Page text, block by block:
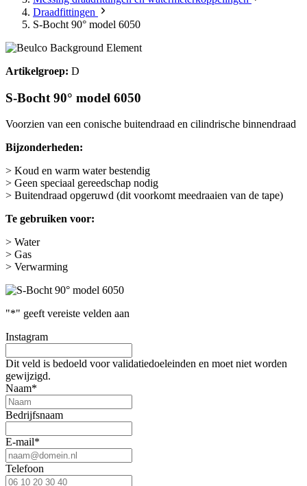
Draadfittingen
S-Bocht 90° model 6050
Artikelgroep: D
S-Bocht 90° model 6050
Voorzien van een conische buitendraad en cilindrische binnendraad
Bijzonderheden:
> Koud en warm water bestendig
> Geen speciaal gereedschap nodig
> Buitendraad opgeruwd (dit voorkomt meedraaien van de tape)
Te gebruiken voor:
> Water
> Gas
> Verwarming
"*" geeft vereiste velden aan
Instagram
Dit veld is bedoeld voor validatiedoeleinden en moet niet worden
gewijzigd.
Naam*
Bedrijfsnaam
E-mail*
Telefoon